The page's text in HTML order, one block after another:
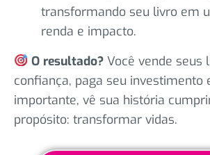
transformando seu livro em
renda e impacto.
O resultado? Você vende seus
confiança, paga seu investimento
importante, vê sua história
propósito: transformar vidas.